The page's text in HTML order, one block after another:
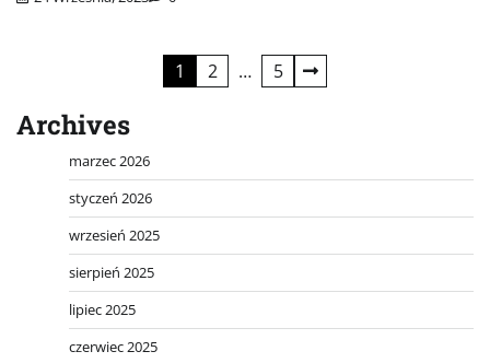
Stronicowanie
wpisów
1 2 … 5
Archives
marzec 2026
styczeń 2026
wrzesień 2025
sierpień 2025
lipiec 2025
czerwiec 2025